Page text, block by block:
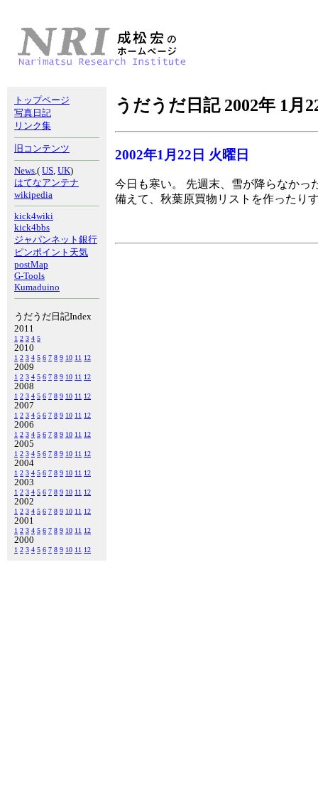
トップページ
写真日記
リンク集
旧コンテンツ
News,( US, UK)
はてなアンテナ
wikipedia
kick4wiki
kick4bbs
ジャパンネット銀行
ピンポイント天気
postMap
G-Tools
Kumaduino
うだうだ日記Index
2011
1 2 3 4 5
2010
1 2 3 4 5 6 7 8 9 10 11 12
2009
1 2 3 4 5 6 7 8 9 10 11 12
2008
1 2 3 4 5 6 7 8 9 10 11 12
2007
1 2 3 4 5 6 7 8 9 10 11 12
2006
1 2 3 4 5 6 7 8 9 10 11 12
2005
1 2 3 4 5 6 7 8 9 10 11 12
2004
1 2 3 4 5 6 7 8 9 10 11 12
2003
1 2 3 4 5 6 7 8 9 10 11 12
2002
1 2 3 4 5 6 7 8 9 10 11 12
2001
1 2 3 4 5 6 7 8 9 10 11 12
2000
1 2 3 4 5 6 7 8 9 10 11 12
うだうだ日記 2002年 1月
2002年1月22日 火曜日
今日も寒い。 先週末、雪が降らなか
備えて、秋葉原買物リストを作ったり